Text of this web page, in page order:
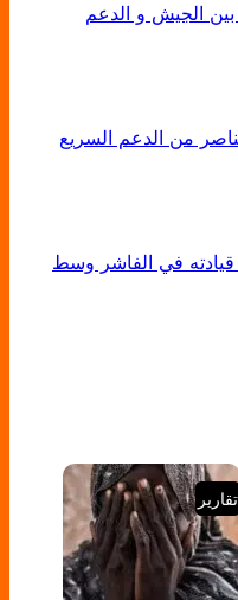
الجيش و الدعم
من الدعم السريع
في الفاشر وسط
تقارير